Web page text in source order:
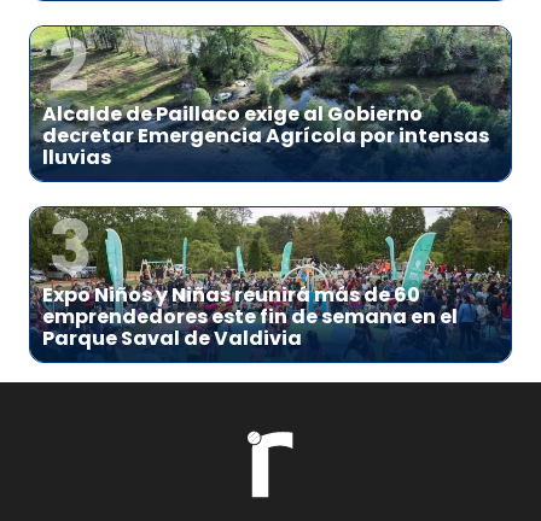
2
Alcalde de Paillaco exige al Gobierno
decretar Emergencia Agrícola por intensas
lluvias
3
Expo Niños y Niñas reunirá más de 60
emprendedores este fin de semana en el
Parque Saval de Valdivia